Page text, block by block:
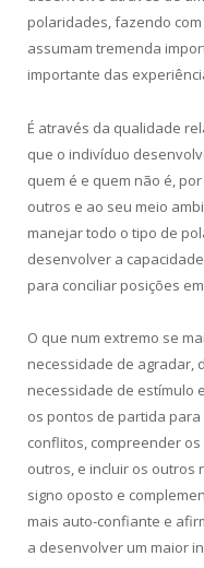
polaridades, fazendo
assumam tremenda
importante das
É através da qualidade
que o indivíduo
quem é e quem não é,
outros e ao seu meio
manejar todo o tipo de
desenvolver a
para conciliar posições
O que num extremo se
necessidade de agradar,
necessidade de estímulo
os pontos de partida
conflitos, compreender
outros, e incluir os outros
signo oposto e
mais auto-confiante e
a desenvolver um maior